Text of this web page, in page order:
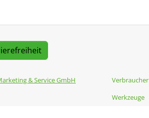
& Service GmbH
Verbraucher
Werkzeuge